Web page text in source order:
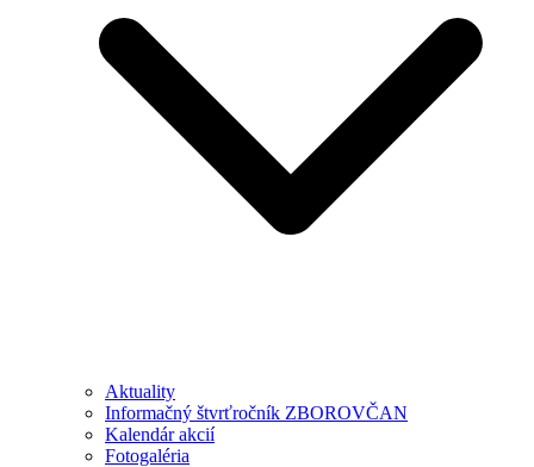
Aktuality
Informačný štvrťročník ZBOROVČAN
Kalendár akcií
Fotogaléria